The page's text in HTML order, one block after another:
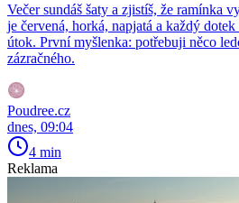
Večer sundáš šaty a zjistíš, že ramínka
je červená, horká, napjatá a každý
útok. První myšlenka: potřebuji něco
zázračného.
Poudree.cz
dnes, 09:04
4 min
Reklama